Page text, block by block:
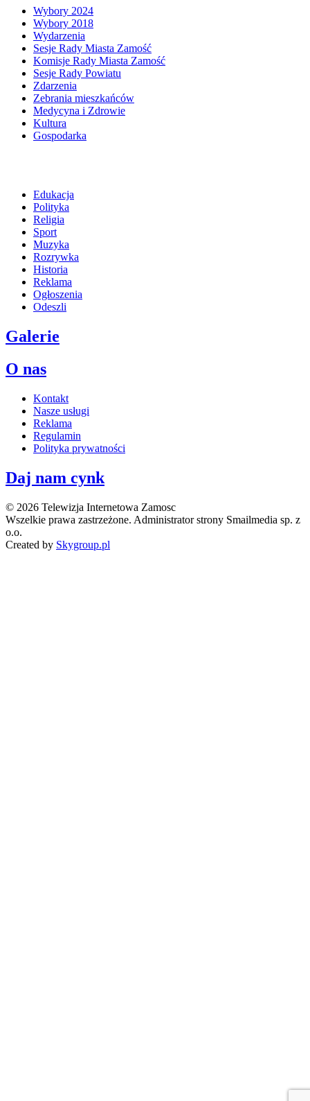
Wybory 2024
Wybory 2018
Wydarzenia
Sesje Rady Miasta Zamość
Komisje Rady Miasta Zamość
Sesje Rady Powiatu
Zdarzenia
Zebrania mieszkańców
Medycyna i Zdrowie
Kultura
Gospodarka
Edukacja
Polityka
Religia
Sport
Muzyka
Rozrywka
Historia
Reklama
Ogłoszenia
Odeszli
Galerie
O nas
Kontakt
Nasze usługi
Reklama
Regulamin
Polityka prywatności
Daj nam cynk
© 2026 Telewizja Internetowa Zamosc
Wszelkie prawa zastrzeżone. Administrator strony Smailmedia sp. z
o.o.
Created by Skygroup.pl